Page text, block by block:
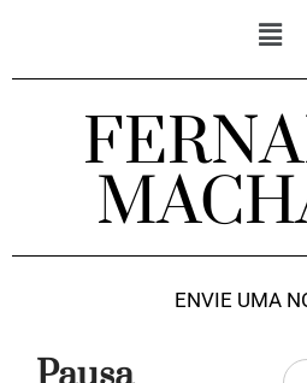
ENVIE UMA